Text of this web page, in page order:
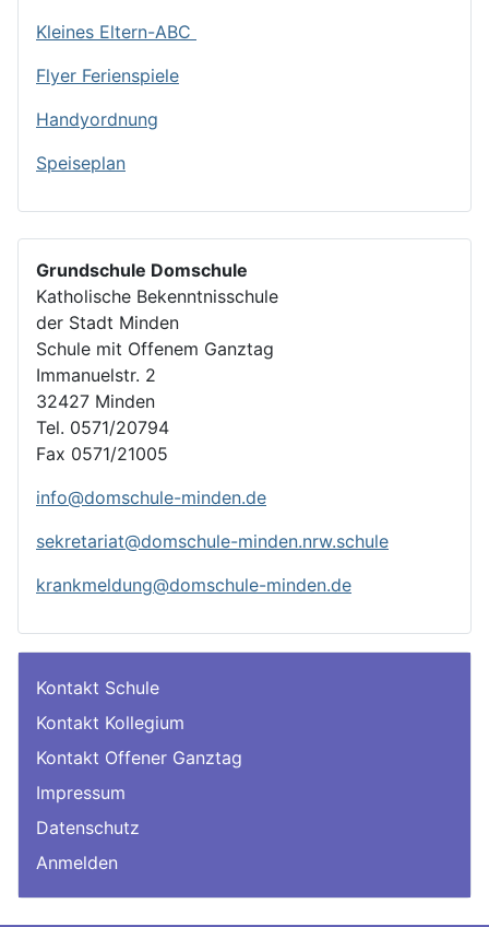
Kleines Eltern-ABC
Flyer Ferienspiele
Handyordnung
Speiseplan
Grundschule Domschule
Katholische Bekenntnisschule
der Stadt Minden
Schule mit Offenem Ganztag
Immanuelstr. 2
32427 Minden
Tel. 0571/20794
Fax 0571/21005
info@domschule-minden.de
sekretariat@domschule-minden.nrw.schule
krankmeldung@domschule-minden.de
Kontakt Schule
Kontakt Kollegium
Kontakt Offener Ganztag
Impressum
Datenschutz
Anmelden